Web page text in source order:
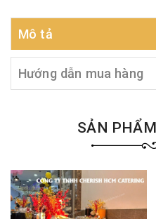
Mô tả
Hướng dẫn mua hàng
SẢN